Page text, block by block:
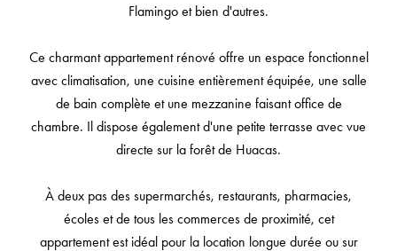
Flamingo et bien d'autres.
Ce charmant appartement rénové offre un espace fonctionnel
avec climatisation, une cuisine entièrement équipée, une salle
de bain complète et une mezzanine faisant office de
chambre. Il dispose également d'une petite terrasse avec vue
directe sur la forêt de Huacas.
À deux pas des supermarchés, restaurants, pharmacies,
écoles et de tous les commerces de proximité, cet
appartement est idéal pour la location longue durée ou sur